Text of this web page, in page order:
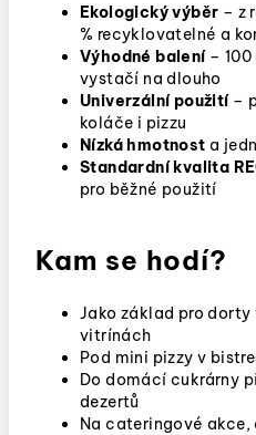
Ekologický výběr – z
% recyklovatelné a
Výhodné balení– 100
vystačí na dlouho
Univerzální použití–
koláče i pizzu
Nízká hmotnost a
Standardní kvalita
pro běžné použití
Kam se hodí?
Jako základ pro
vitrínách
Pod mini pizzy v
Do domácí cukrárny
dezertů
Na cateringové